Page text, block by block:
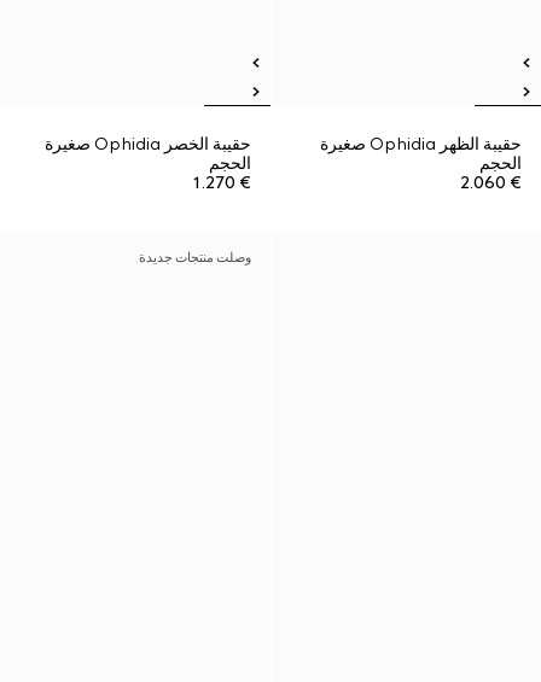
حقيبة الظهر Ophidia صغيرة
الحجم
€ 2.060
حقيبة الخصر Ophidia صغيرة
الحجم
€ 1.270
وصلت منتجات جديدة